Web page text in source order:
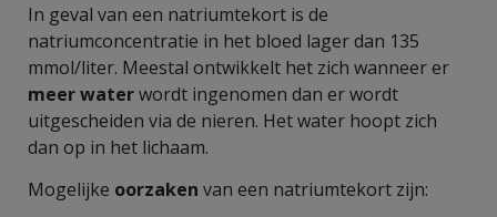
In geval van een natriumtekort is de
natriumconcentratie in het bloed lager dan 135
mmol/liter. Meestal ontwikkelt het zich wanneer er
meer waterwordt ingenomen dan er wordt
uitgescheiden via de nieren. Het water hoopt zich
dan op in het lichaam.
Mogelijke oorzaken van een natriumtekort zijn: